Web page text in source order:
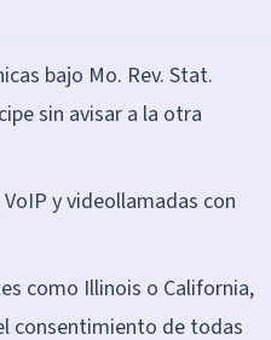
bajo Mo. Rev. Stat.
sin avisar a la otra
y videollamadas con
como Illinois o California,
consentimiento de todas